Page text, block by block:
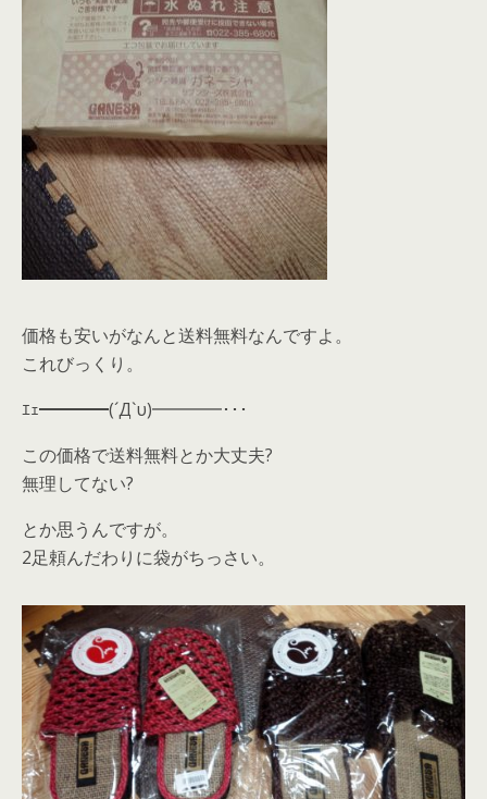
価格も安いがなんと送料無料なんですよ。
これびっくり。
ｴｪ━━━━(´Д`υ)━━━━･･･
この価格で送料無料とか大丈夫?
無理してない?
とか思うんですが。
2足頼んだわりに袋がちっさい。